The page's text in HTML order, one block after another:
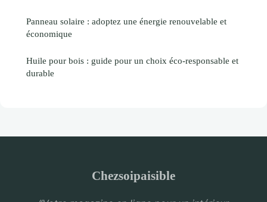
Panneau solaire : adoptez une énergie renouvelable et
économique
Huile pour bois : guide pour un choix éco-responsable et
durable
Chezsoipaisible